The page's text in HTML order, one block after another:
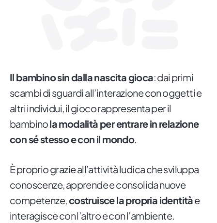
Il bambino sin dalla nascita gioca: dai primi
scambi di sguardi all’interazione con oggetti e
altri individui, il gioco rappresenta per il
bambinola modalità per entrare in relazione
con sé stesso e con il mondo.
È proprio grazie all’attività ludica che sviluppa
conoscenze, apprende e consolida nuove
competenze,costruisce la propria identitàe
interagisce con l’altro e con l’ambiente.